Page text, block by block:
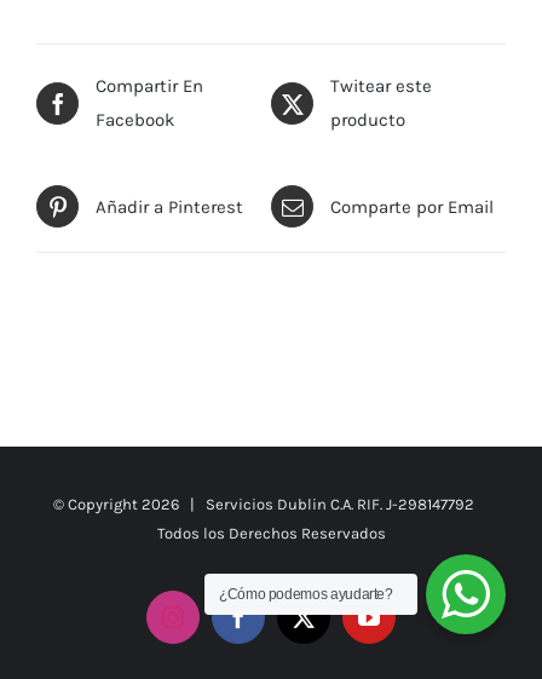
Compartir En
Facebook
Twitear este
producto
Añadir a Pinterest Comparte por Email
© Copyright 2026 | Servicios Dublin C.A. RIF. J-298147792
Todos los Derechos Reservados
InstagramFacebook
X YouTube
¿Cómo podemos ayudarte?